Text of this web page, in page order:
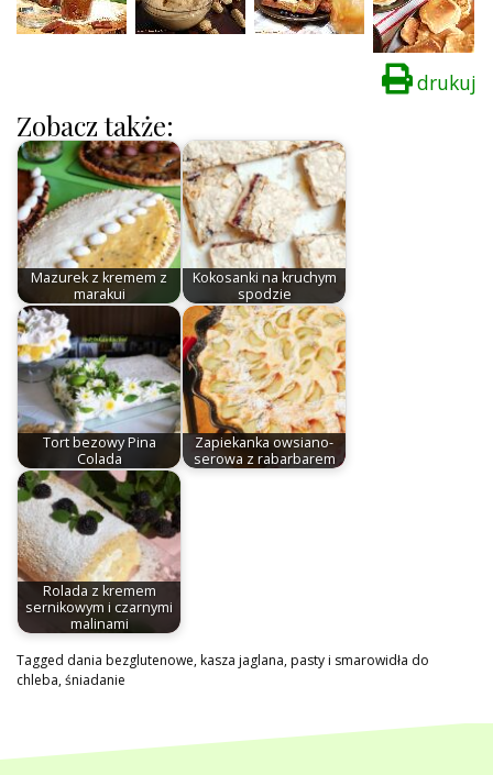
drukuj
Zobacz także:
Mazurek z kremem z
marakui
Kokosanki na kruchym
spodzie
Tort bezowy Pina
Colada
Zapiekanka owsiano-
serowa z rabarbarem
Rolada z kremem
sernikowym i czarnymi
malinami
Tagged dania bezglutenowe,kasza jaglana,pasty i smarowidła do
chleba,śniadanie